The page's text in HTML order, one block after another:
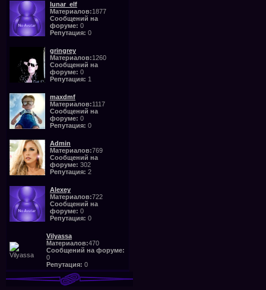
lunar_elf
Материалов:1877
Сообщений на
форуме: 0
Репутация: 0
gringrey
Материалов:1260
Сообщений на
форуме: 0
Репутация: 1
maxdmf
Материалов:1117
Сообщений на
форуме: 0
Репутация: 0
Admin
Материалов:769
Сообщений на
форуме: 302
Репутация: 2
Alexey
Материалов:722
Сообщений на
форуме: 0
Репутация: 0
Vilyassa
Материалов:470
Сообщений на форуме:
0
Репутация: 0